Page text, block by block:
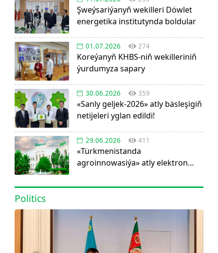
Şweýsariýanyň wekilleri Döwlet
energetika institutynda boldular
01.07.2026 274
Koreýanyň KHBS-niň wekilleriniň
ýurdumyza sapary
30.06.2026 359
«Sanly geljek-2026» atly bäsleşigiň
netijeleri yglan edildi!
29.06.2026 411
«Türkmenistanda
agroinnowasiýa» atly elektron
Politics